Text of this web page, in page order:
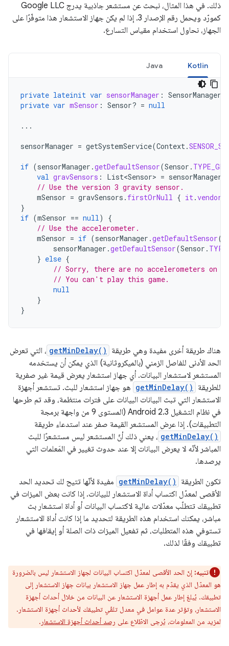
ذلك. في هذا المثال، نبحث عن مستشعر جاذبية يدرج Google LLC
كمورّد ويحمل رقم الإصدار 3. إذا لم يكن جهاز الاستشعار هذا متوفّرًا على
الجهاز، نحاول استخدام مقياس التسارع.
Kotlin
Java
private lateinit var sensorManager : SensorManager
private var mSensor : Sensor? = null
...
sensorManager = getSystemService(Context.
if (sensorManager .getDefaultSensor(Sensor .
val gravSensors : List<Sensor> = sensorManager
// Use the version 3 gravity sensor.
mSensor = gravSensors . firstOrNull { it.vendor
}
if (mSensor == null)
{
// Use the accelerometer.
mSensor = if (sensorManager .getDefaultSensor(
sensorManager .getDefaultSensor(Sensor .
} else {
// Sorry, there are no accelerometers on
// You can't play this game.
null
}
}
هناك طريقة أخرى مفيدة وهي طريقة getMinDelay() ، التي تعرض
الحد الأدنى للفاصل الزمني (بالميكروثانية) الذي يمكن أن يستخدمه
المستشعر لاستشعار البيانات. أي جهاز استشعار يعرض قيمة غير صفرية
للطريقة
getMinDelay() هو جهاز استشعار للبث. تستشعر أجهزة
الاستشعار التي تبث البيانات البيانات على فترات منتظمة، وقد تم طرحها
في نظام التشغيل Android 2.3 (المستوى 9 من واجهة برمجة
التطبيقات). إذا عرض المستشعر القيمة صفر عند استدعاء طريقة
getMinDelay() ، يعني ذلك أنّ المستشعر ليس مستشعرًا للبث
المباشر لأنّه لا يعرض البيانات إلا عند حدوث تغيير في المَعلمات التي
يرصدها.
تكون الطريقة
getMinDelay() مفيدة لأنّها تتيح لك تحديد الحد
الأقصى لمعدّل اكتساب أداة الاستشعار للبيانات. إذا كانت بعض الميزات في
تطبيقك تتطلّب معدّلات عالية لاكتساب البيانات أو أداة استشعار بث
مباشر، يمكنك استخدام هذه الطريقة لتحديد ما إذا كانت أداة الاستشعار
تستوفي هذه المتطلبات، ثم تفعيل الميزات ذات الصلة أو إيقافها في
تطبيقك وفقًا لذلك.
تنبيه: إنّ الحد الأقصى لمعدّل اكتساب البيانات لجهاز الاستشعار ليس بالضرورة
هو المعدّل الذي يقدّم به إطار عمل جهاز الاستشعار بيانات جهاز الاستشعار إلى
تطبيقك. يُبلغ إطار عمل أجهزة الاستشعار عن البيانات من خلال أحداث أجهزة
الاستشعار، وتؤثر عدة عوامل في معدل تلقّي تطبيقك لأحداث أجهزة الاستشعار.
لمزيد من المعلومات، يُرجى الاطّلاع على رصد أحداث أجهزة الاستشعار .